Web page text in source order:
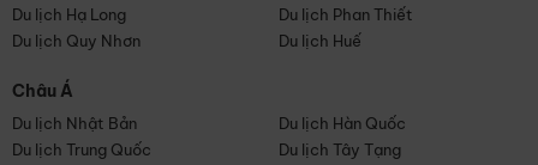
Du lịch Hạ Long
Du lịch Phan Thiết
Du lịch Quy Nhơn
Du lịch Huế
Châu Á
Du lịch Nhật Bản
Du lịch Hàn Quốc
Du lịch Trung Quốc
Du lịch Tây Tạng